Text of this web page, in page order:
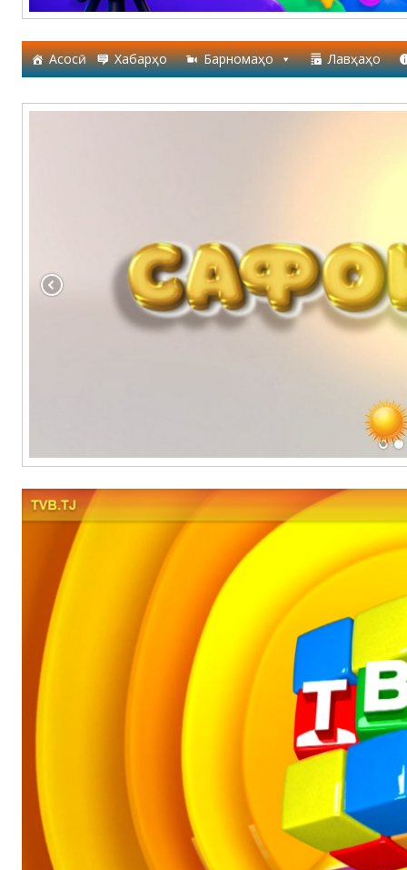
Асосӣ Хабарҳо Барномаҳо Лавҳаҳо